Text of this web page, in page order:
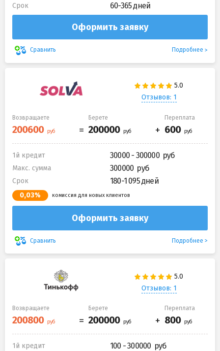
Срок 60-365 дней
Оформить заявку
Сравнить Подробнее
Отзывов: 1
Возвращаете Берете Переплата
1й кредит 30000 - 300000
Макс. сумма 300000
Срок 180-1 095 дней
0,03% комиссия для новых клиентов
Оформить заявку
Сравнить Подробнее
Отзывов: 1
Возвращаете Берете Переплата
1й кредит 100 - 300000